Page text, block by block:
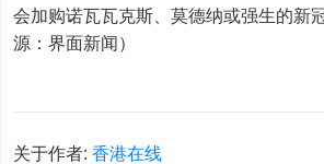
会加购诺瓦瓦克斯、莫德纳或强生的新
源：界面新闻）
关于作者:香港在线